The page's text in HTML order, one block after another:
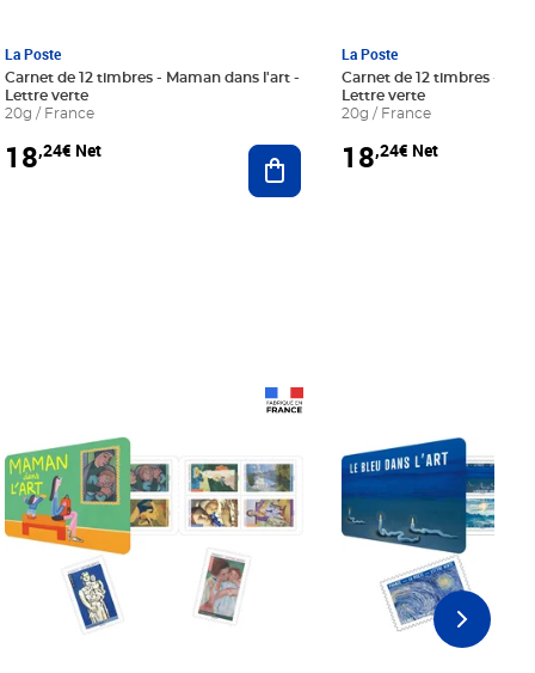
au panier
La Poste
Carnet de 12 timbres - Maman dans l'art -
Lettre verte
20g / France
18,24€ Net Ajouter au panier
La Poste
Carnet de 12 timbres - Le
Lettre verte
20g / France
18,24€ Net